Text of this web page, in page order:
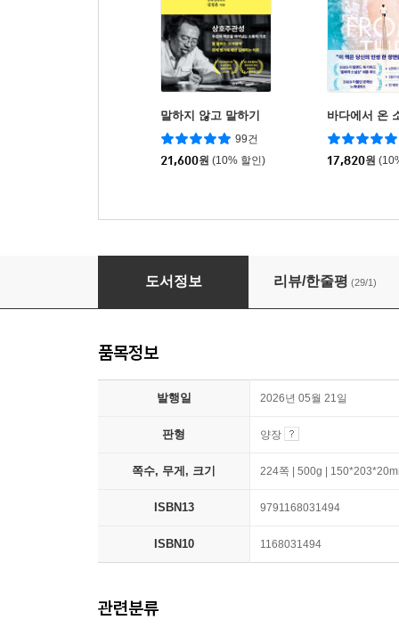
말하지 않고 말하기
99건
21,600원 (10% 할인)
바다에서 온
17,820원
모든 사랑스러운 말들은 너를 위해 태어난 것 같
도서정보 리뷰/한줄평 (29/1)
품목정보
발행일 2026년 05월 21일
판형 양장
쪽수, 무게, 크기 224쪽 | 500g |
ISBN13 9791168031494
ISBN10 1168031494
관련분류